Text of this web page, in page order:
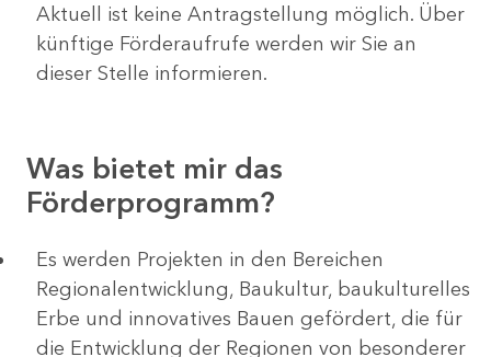
Aktuell ist keine Antragstellung möglich. Über
künftige Förderaufrufe werden wir Sie an
dieser Stelle informieren.
Was bietet mir das
Förderprogramm?
Es werden Projekten in den Bereichen
Regionalentwicklung, Baukultur, baukulturelles
Erbe und innovatives Bauen gefördert, die für
die Entwicklung der Regionen von besonderer